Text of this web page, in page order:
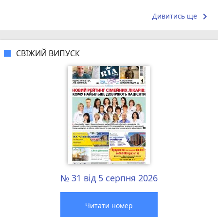
Дивитись ще keyboard_arrow_right
СВІЖИЙ ВИПУСК
№ 31 від 5 серпня 2026
Читати номер